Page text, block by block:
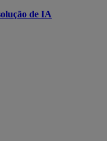
de IA